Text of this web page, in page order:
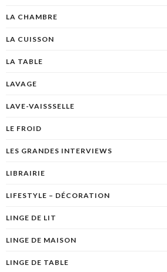
LA CHAMBRE
LA CUISSON
LA TABLE
LAVAGE
LAVE-VAISSSELLE
LE FROID
LES GRANDES INTERVIEWS
LIBRAIRIE
LIFESTYLE – DÉCORATION
LINGE DE LIT
LINGE DE MAISON
LINGE DE TABLE